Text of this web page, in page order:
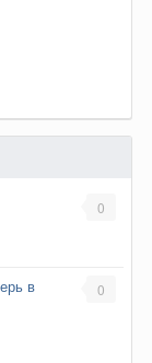
0
0
в